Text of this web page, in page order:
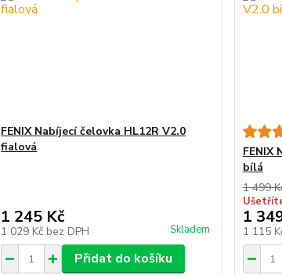
FENIX Nabíjecí čelovka HL12R V2.0
fialová
1 245 Kč
1 029 Kč bez DPH Skladem
Přidat do košíku
FENIX
bílá
1 499
1
1 115